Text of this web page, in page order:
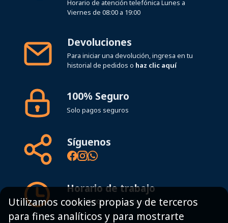
Para iniciar una devolución, ingresa en tu
historial de pedidos o
Solo pagos seguros
8:00 - 19:00h Lunes - Viernes
Mapa del sitio
Utilizamos cookies propias y de terceros
para fines analíticos y para mostrarte